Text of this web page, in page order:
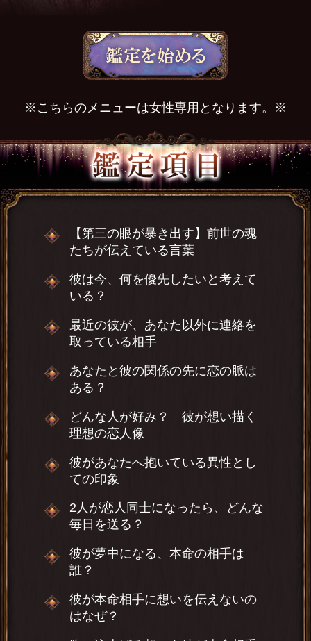
※こちらのメニューは女性専用となります。※
【第三の眼が暴き出す】前世の魂
たちが伝えている言葉
彼は今、何を優先したいと考えて
いる？
最近の彼が、あなた以外に連絡を
取っている相手
あなたと彼の関係の先に恋の脈は
ある？
どんな人が好み？ 彼が想い描く
理想の恋人像
彼があなたへ抱いている異性とし
ての印象
2人が恋人同士になったら、どんな
毎日を送る？
彼が夢中になる、本命の相手は
誰？
彼が本命相手に想いを伝えないの
はなぜ？